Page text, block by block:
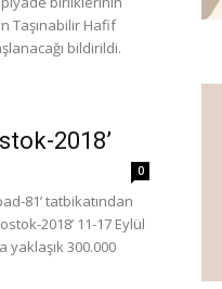
Taşınabilir Hafif
bildirildi.
2018’
0
81’ tatbikatından
2018’ 11-17 Eylül
300.000